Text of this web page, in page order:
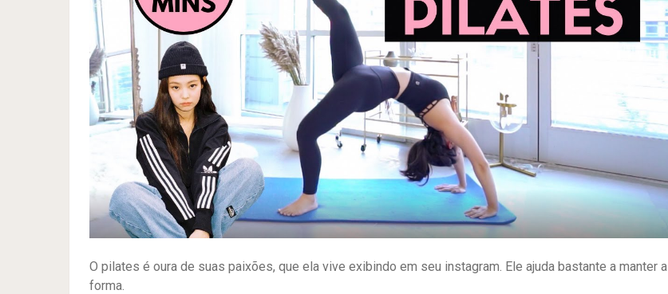
O pilates é oura de suas paixões, que ela vive exibindo em seu instagram. Ele ajuda bastante a manter a
forma.